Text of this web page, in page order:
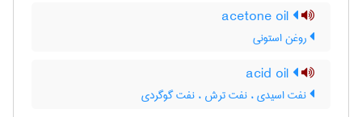
روغن استونی
نفت اسیدی ، نفت ترش ، نفت گوگردی